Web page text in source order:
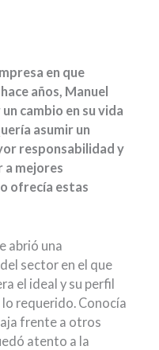
en que
años, Manuel
cambio en su vida
asumir un
responsabilidad y
a mejores
ofrecía estas
abrió una
sector en el que
el ideal y su perfil
requerido. Conocía
frente a otros
atento a la